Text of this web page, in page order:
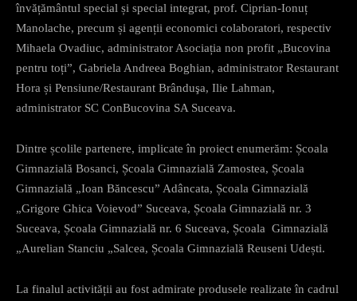
învățământul special și special integrat, prof. Ciprian-Ionuț
Manolache, precum și agenții economici colaboratori, respectiv
Mihaela Ovadiuc, administrator Asociația non profit „Bucovina
pentru toți”, Gabriela Andreea Boghian, administrator Restaurant
Hora și Pensiune/Restaurant Brânduşa, Ilie Lahman,
administrator SC ConBucovina SA Suceava.
Dintre școlile partenere, implicate în proiect enumerăm: Școala
Gimnazială Bosanci, Școala Gimnazială Zamostea, Școala
Gimnazială „Ioan Băncescu” Adâncata, Școala Gimnazială
„Grigore Ghica Voievod” Suceava, Școala Gimnazială nr. 3
Suceava, Școala Gimnazială nr. 6 Suceava, Școala Gimnazială
„Aurelian Stanciu „Salcea, Școala Gimnazială Reuseni Udești.
La finalul activității au fost admirate produsele realizate în cadrul